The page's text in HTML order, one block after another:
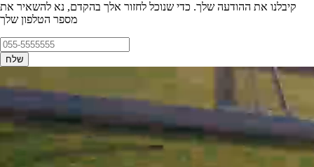
קיבלנו את ההודעה שלך. כדי שנוכל לחזור אלך בהקדם, נא להשאיר את
מספר הטלפון שלך
שלח